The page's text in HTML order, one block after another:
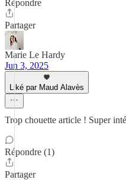
Répondre
Partager
Marie Le Hardy
Jun 3, 2025
Liké par Maud Alavès
Trop chouette article ! Super
Répondre (1)
Partager